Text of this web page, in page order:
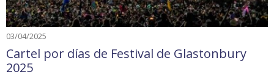
03/04/2025
Cartel por días de Festival de Glastonbury
2025